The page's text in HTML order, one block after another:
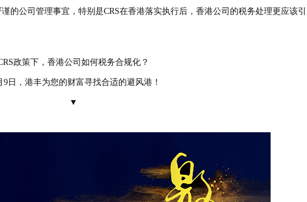
的公司管理事宜，特别是CRS在香港落实执行后，香港公司的税务处理更应该引
政策下，香港公司如何税务合规化？
9日，港丰为您的财富寻找合适的避风港！
▼